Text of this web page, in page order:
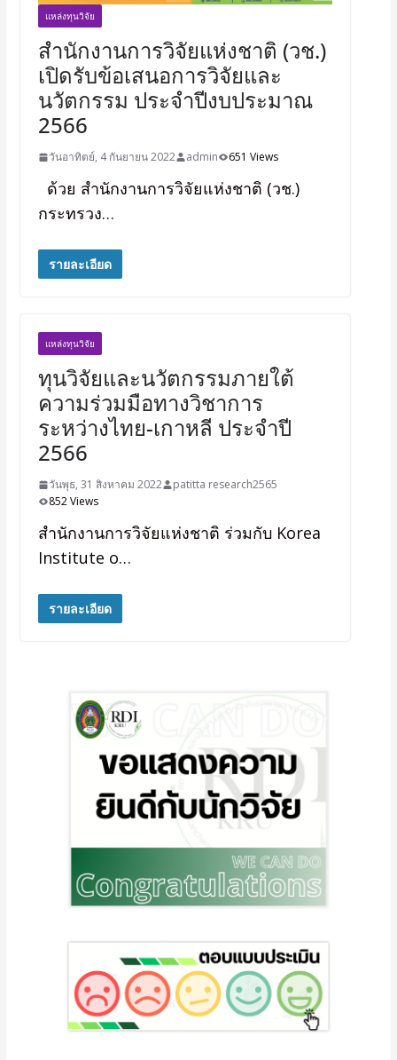
แหล่งทุนวิจัย
สำนักงานการวิจัยแห่งชาติ (วช.)
เปิดรับข้อเสนอการวิจัยและ
นวัตกรรม ประจำปีงบประมาณ
2566
วันอาทิตย์, 4 กันยายน 2022 admin 651 Views
ด้วย สำนักงานการวิจัยแห่งชาติ (วช.)
กระทรวง…
รายละเอียด
แหล่งทุนวิจัย
ทุนวิจัยและนวัตกรรมภายใต้
ความร่วมมือทางวิชาการ
ระหว่างไทย-เกาหลี ประจำปี
2566
วันพุธ, 31 สิงหาคม 2022
patitta research2565
852 Views
สำนักงานการวิจัยแห่งชาติ ร่วมกับ Korea
Institute o…
รายละเอียด